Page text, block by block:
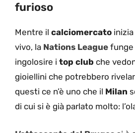
furioso
Mentre il calciomercato
vivo, la Nations League funge
ingolosire i top club che
gioiellini che potrebbero
questi ce n’è uno che il Milan
di cui si è già parlato molto: